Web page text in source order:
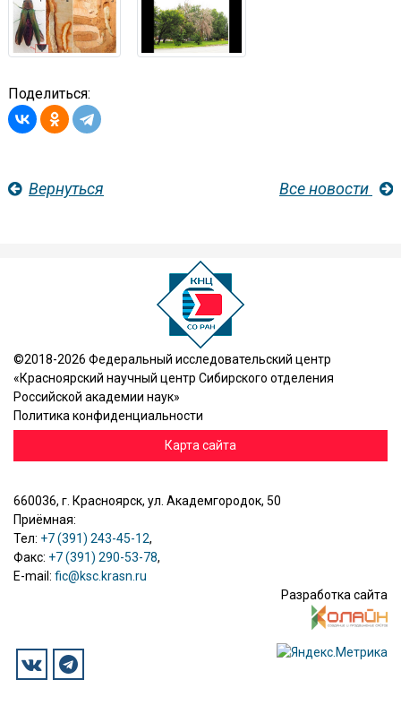
Поделиться:
Вернуться Все новости
©2018-2026 Федеральный исследовательский центр
«Красноярский научный центр Сибирского отделения
Российской академии наук»
Политика конфиденциальности
Карта сайта
660036, г. Красноярск, ул. Академгородок, 50
Приёмная:
Тел: +7 (391) 243-45-12,
Факс: +7 (391) 290-53-78,
E-mail: fic@ksc.krasn.ru
Разработка сайта